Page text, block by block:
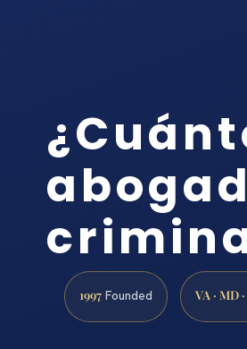
1997 Founded VA · MD